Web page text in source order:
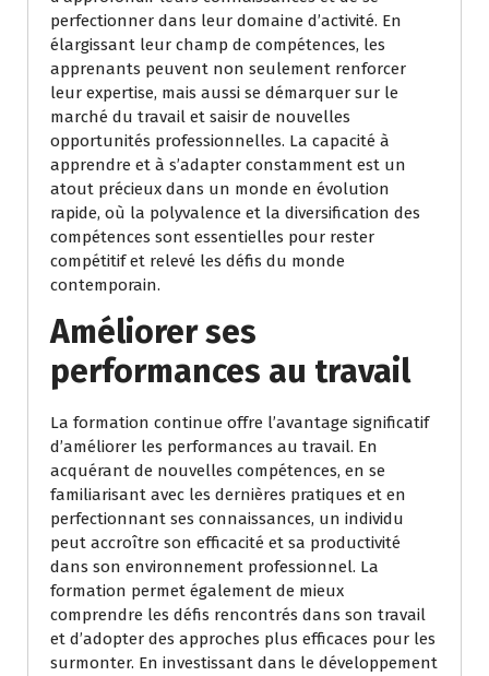
perfectionner dans leur domaine d’activité. En
élargissant leur champ de compétences, les
apprenants peuvent non seulement renforcer
leur expertise, mais aussi se démarquer sur le
marché du travail et saisir de nouvelles
opportunités professionnelles. La capacité à
apprendre et à s’adapter constamment est un
atout précieux dans un monde en évolution
rapide, où la polyvalence et la diversification des
compétences sont essentielles pour rester
compétitif et relevé les défis du monde
contemporain.
Améliorer ses
performances au travail
La formation continue offre l’avantage significatif
d’améliorer les performances au travail. En
acquérant de nouvelles compétences, en se
familiarisant avec les dernières pratiques et en
perfectionnant ses connaissances, un individu
peut accroître son efficacité et sa productivité
dans son environnement professionnel. La
formation permet également de mieux
comprendre les défis rencontrés dans son travail
et d’adopter des approches plus efficaces pour les
surmonter. En investissant dans le développement